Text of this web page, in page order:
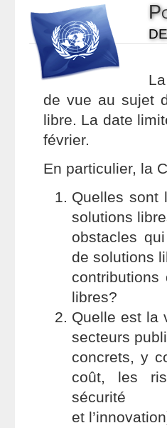
de vue au sujet
libre. La date
février.
En particulier, la
Quelles sont
solutions
obstacles
de solutions
libres?
Quelle est la
secteurs
concrets, y
coût, les
sécurité
et